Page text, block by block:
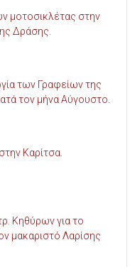
μοτοσικλέτας στην
Δράσης.
των Γραφείων της
τον μήνα Αύγουστο.
Καρίτσα.
Κηθύρων για το
μακαριστό Λαρίσης